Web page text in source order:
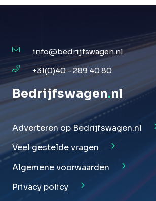
info@bedrijfswagen.nl
+31(0)40 - 289 40 80
Bedrijfswagen.nl
Adverteren op Bedrijfswagen.nl
Veel gestelde vragen
Algemene voorwaarden
Privacy policy